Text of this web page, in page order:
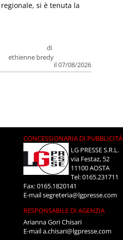
di
ethienne bredy
il 07/08/2026
si è tenuta la
CONCESSIONARIA DI PUBBLICITÀ
LG PRESSE S.R.L.
via Festaz, 52
11100 AOSTA
Tel: 0165.231711
Fax: 0165.1820141
E-mailsegreteria@lgpresse.com
RESPONSABILE DI AGENZIA
Arianna Gori Chisari
E-maila.chisari@lgpresse.com